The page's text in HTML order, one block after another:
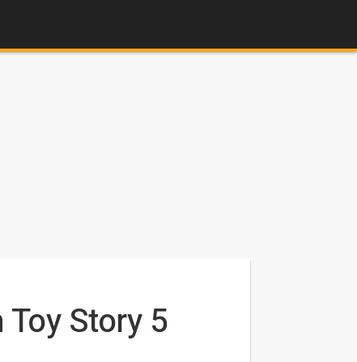
Story 5